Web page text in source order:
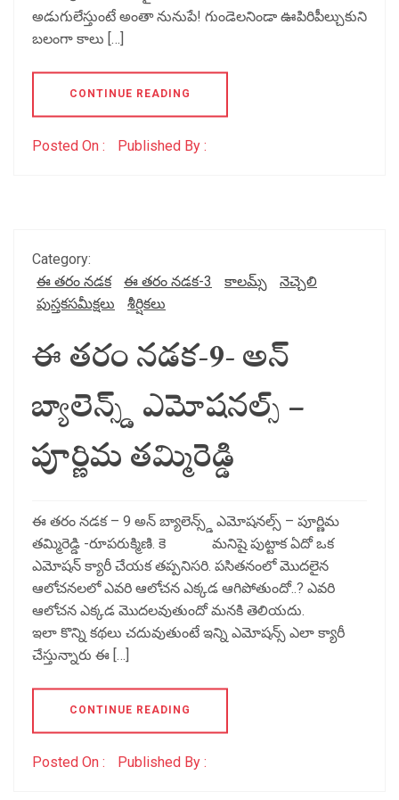
అడుగులేస్తుంటే అంతా నునుపే! గుండెలనిండా ఊపిరిపీల్చుకుని
బలంగా కాలు […]
CONTINUE READING
Posted On : Published By :
Category:
ఈ తరం నడక
ఈ తరం నడక-3 కాలమ్స్
నెచ్చెలి
పుస్తకసమీక్షలు
శీర్షికలు
ఈ తరం నడక-9- అన్
బ్యాలెన్స్డ్ ఎమోషనల్స్ –
పూర్ణిమ తమ్మిరెడ్డి
ఈ తరం నడక – 9 అన్ బ్యాలెన్స్డ్ ఎమోషనల్స్ – పూర్ణిమ
తమ్మిరెడ్డి -రూపరుక్మిణి. కె మనిషై పుట్టాక ఏదో ఒక
ఎమోషన్ క్యారీ చేయక తప్పనిసరి. పసితనంలో మొదలైన
ఆలోచనలలో ఎవరి ఆలోచన ఎక్కడ ఆగిపోతుందో..? ఎవరి
ఆలోచన ఎక్కడ మొదలవుతుందో మనకి తెలియదు.
ఇలా కొన్ని కథలు చదువుతుంటే ఇన్ని ఎమోషన్స్ ఎలా క్యారీ
చేస్తున్నారు ఈ […]
CONTINUE READING
Posted On : Published By :